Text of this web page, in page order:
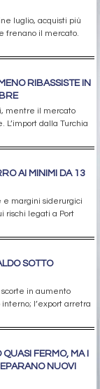
luglio, acquisti più
frenano il mercato.
RIBASSISTE IN
mentre il mercato
L’import dalla Turchia
AI MINIMI DA 13
e margini siderurgici
rischi legati a Port
SOTTO
in aumento
l’export arretra
FERMO, MA I
NUOVI